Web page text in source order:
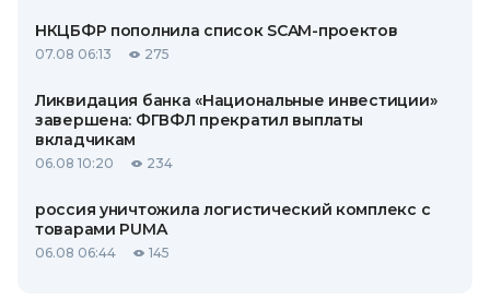
НКЦБФР пополнила список SCAM-проектов
07.08 06:13 275
Ликвидация банка «Национальные инвестиции»
завершена: ФГВФЛ прекратил выплаты
вкладчикам
06.08 10:20 234
россия уничтожила логистический комплекс с
товарами PUMA
06.08 06:44 145